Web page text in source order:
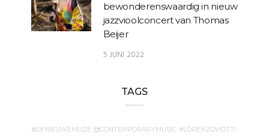
bewonderenswaardig in nieuw
jazzvioolconcert van Thomas
Beijer
5 JUNI 2022
TAGS
#DENIEUWEMUZE @CONTEMPORARYMUSIC #LORENZOVIOTTI